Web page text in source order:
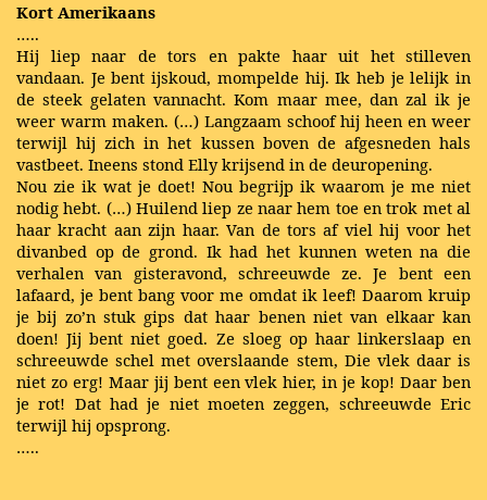
Kort Amerikaans
…..
Hij liep naar de tors en pakte haar uit het stilleven
vandaan. Je bent ijskoud, mompelde hij. Ik heb je lelijk in
de steek gelaten vannacht. Kom maar mee, dan zal ik je
weer warm maken. (…) Langzaam schoof hij heen en weer
terwijl hij zich in het kussen boven de afgesneden hals
vastbeet. Ineens stond Elly krijsend in de deuropening.
Nou zie ik wat je doet! Nou begrijp ik waarom je me niet
nodig hebt. (…) Huilend liep ze naar hem toe en trok met al
haar kracht aan zijn haar. Van de tors af viel hij voor het
divanbed op de grond. Ik had het kunnen weten na die
verhalen van gisteravond, schreeuwde ze. Je bent een
lafaard, je bent bang voor me omdat ik leef! Daarom kruip
je bij zo’n stuk gips dat haar benen niet van elkaar kan
doen! Jij bent niet goed. Ze sloeg op haar linkerslaap en
schreeuwde schel met overslaande stem, Die vlek daar is
niet zo erg! Maar jij bent een vlek hier, in je kop! Daar ben
je rot! Dat had je niet moeten zeggen, schreeuwde Eric
terwijl hij opsprong.
…..